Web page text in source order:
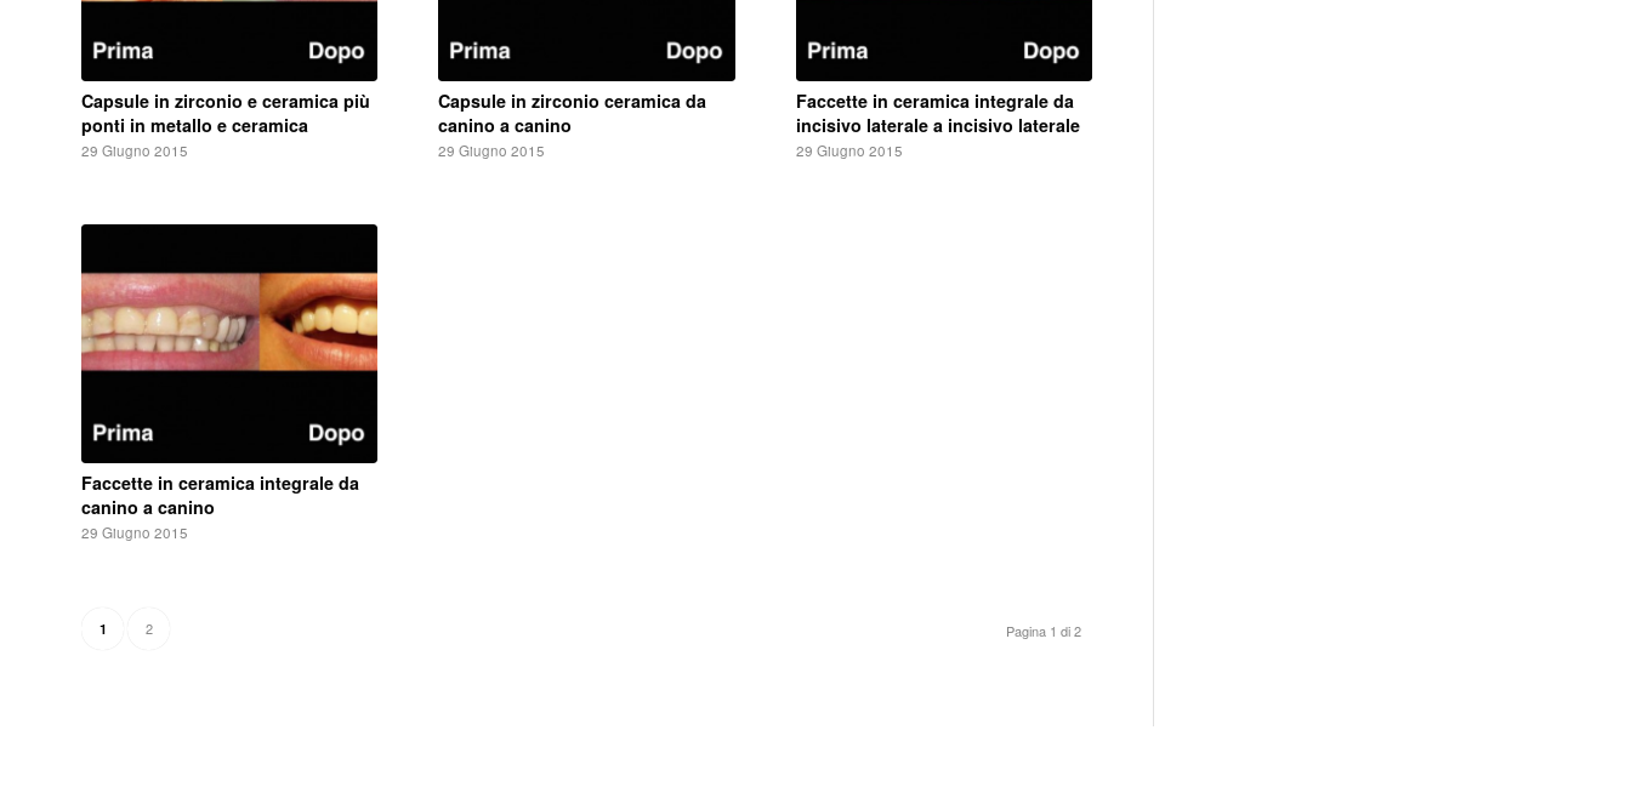
Capsule in zirconio e ceramica più
ponti in metallo e ceramica
29 Giugno 2015
Capsule in zirconio ceramica da
canino a canino
29 Giugno 2015
Faccette in ceramica integrale da
incisivo laterale a incisivo laterale
29 Giugno 2015
Faccette in ceramica integrale da
canino a canino
29 Giugno 2015
Pagina 1 di 2
1 2